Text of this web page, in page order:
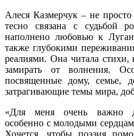
Алеся Казмерчук – не
тесно связана с судьбой
наполнено любовью к
также глубокими
реалиями. Она читала стихи,
замирать от волнения.
посвященные дому, семье,
затрагивающие темы мира,
«Для меня очень важно
особенно с молодыми
Хочется, чтобы поэзия